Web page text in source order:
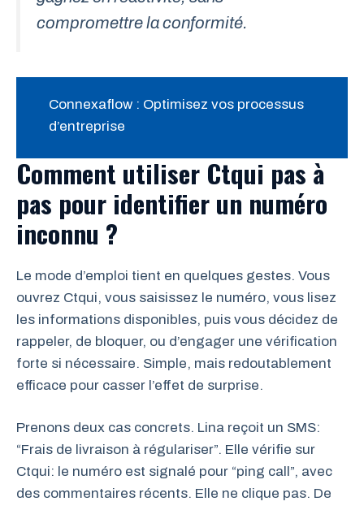
compromettre la conformité.
Connexaflow : Optimisez vos processus
d’entreprise
Comment utiliser Ctqui pas à
pas pour identifier un numéro
inconnu ?
Le mode d’emploi tient en quelques gestes. Vous
ouvrez Ctqui, vous saisissez le numéro, vous lisez
les informations disponibles, puis vous décidez de
rappeler, de bloquer, ou d’engager une vérification
forte si nécessaire. Simple, mais redoutablement
efficace pour casser l’effet de surprise.
Prenons deux cas concrets. Lina reçoit un SMS:
“Frais de livraison à régulariser”. Elle vérifie sur
Ctqui: le numéro est signalé pour “ping call”, avec
des commentaires récents. Elle ne clique pas. De